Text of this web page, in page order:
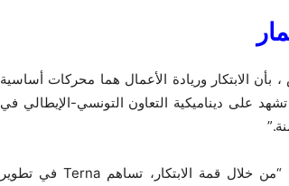
بأن الابتكار وريادة الأعمال هما محركات أساسية
على ديناميكية التعاون التونسي-الإيطالي في
، رئيسة الابتكار في “تيرنا” : “من خلال قمة الابتكار، تساهم Terna في تطوير